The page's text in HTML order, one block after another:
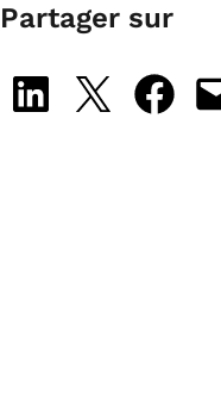
Partager sur
Share on LinkedIn
Share on X Share on Email